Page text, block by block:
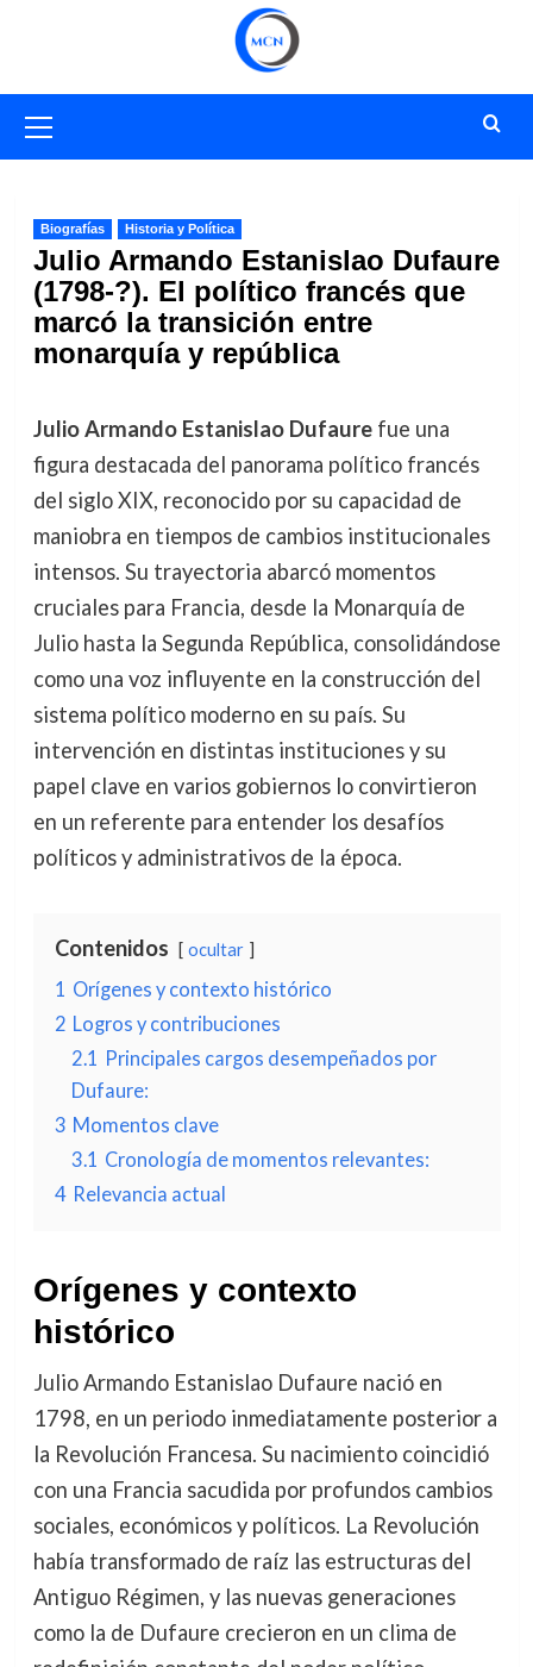
primario
Biografías Historia y Política
Julio Armando Estanislao Dufaure
(1798-?). El político francés que
marcó la transición entre
monarquía y república
Julio Armando Estanislao Dufaurefue una
figura destacada del panorama político francés
del siglo XIX, reconocido por su capacidad de
maniobra en tiempos de cambios institucionales
intensos. Su trayectoria abarcó momentos
cruciales para Francia, desde la Monarquía de
Julio hasta la Segunda República, consolidándose
como una voz influyente en la construcción del
sistema político moderno en su país. Su
intervención en distintas instituciones y su
papel clave en varios gobiernos lo convirtieron
en un referente para entender los desafíos
políticos y administrativos de la época.
Contenidos ocultar
1 Orígenes y contexto histórico
2 Logros y contribuciones
2.1 Principales cargos desempeñados por
Dufaure:
3 Momentos clave
3.1 Cronología de momentos relevantes:
4 Relevancia actual
Orígenes y contexto
histórico
Julio Armando Estanislao Dufaure nació en
1798, en un periodo inmediatamente posterior a
la Revolución Francesa. Su nacimiento coincidió
con una Francia sacudida por profundos cambios
sociales, económicos y políticos. La Revolución
había transformado de raíz las estructuras del
Antiguo Régimen, y las nuevas generaciones
como la de Dufaure crecieron en un clima de